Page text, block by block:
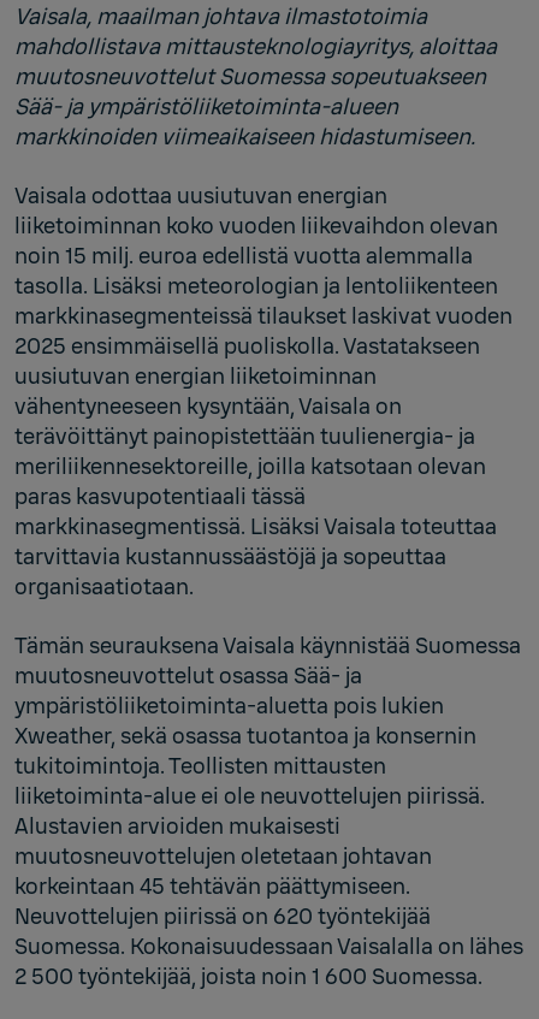
Vaisala, maailman johtava ilmastotoimia
mahdollistava mittausteknologiayritys, aloittaa
muutosneuvottelut Suomessa sopeutuakseen
Sää- ja ympäristöliiketoiminta-alueen
markkinoiden viimeaikaiseen hidastumiseen.
Vaisala odottaa uusiutuvan energian
liiketoiminnan koko vuoden liikevaihdon olevan
noin 15 milj. euroa edellistä vuotta alemmalla
tasolla. Lisäksi meteorologian ja lentoliikenteen
markkinasegmenteissä tilaukset laskivat vuoden
2025 ensimmäisellä puoliskolla. Vastatakseen
uusiutuvan energian liiketoiminnan
vähentyneeseen kysyntään, Vaisala on
terävöittänyt painopistettään tuulienergia- ja
meriliikennesektoreille, joilla katsotaan olevan
paras kasvupotentiaali tässä
markkinasegmentissä. Lisäksi Vaisala toteuttaa
tarvittavia kustannussäästöjä ja sopeuttaa
organisaatiotaan.
Tämän seurauksena Vaisala käynnistää Suomessa
muutosneuvottelut osassa Sää- ja
ympäristöliiketoiminta-aluetta pois lukien
Xweather, sekä osassa tuotantoa ja konsernin
tukitoimintoja. Teollisten mittausten
liiketoiminta-alue ei ole neuvottelujen piirissä.
Alustavien arvioiden mukaisesti
muutosneuvottelujen oletetaan johtavan
korkeintaan 45 tehtävän päättymiseen.
Neuvottelujen piirissä on 620 työntekijää
Suomessa. Kokonaisuudessaan Vaisalalla on lähes
2 500 työntekijää, joista noin 1 600 Suomessa.